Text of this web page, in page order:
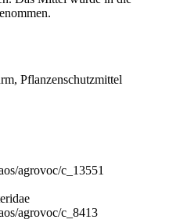
Pflanzenschutzmittel
agrovoc/c_13551
agrovoc/c_8413